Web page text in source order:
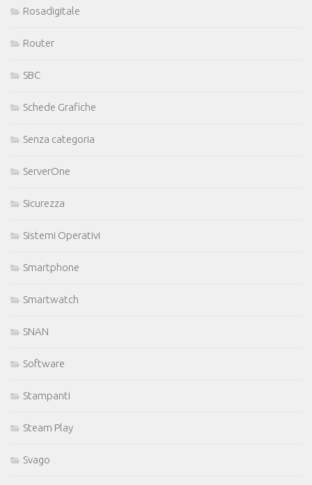
Rosadigitale
Router
SBC
Schede Grafiche
Senza categoria
ServerOne
Sicurezza
Sistemi Operativi
Smartphone
Smartwatch
SNAN
Software
Stampanti
Steam Play
Svago